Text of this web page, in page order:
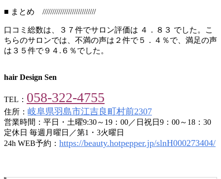
■ まとめ ///////////////////////////
口コミ総数は、３７件でサロン評価は ４．８３ でした。こ
ちらのサロンでは、不満の声は２件で５．４％で、満足の声
は３５件で９４.６％でした。
hair Design Sen
TEL： 058-322-4755
住所： 岐阜県羽島市江吉良町村前2307
営業時間：平日・土曜9:30～19：00／日祝日9：00～18：30
定休日 毎週月曜日／第1・3火曜日
24h WEB予約： https://beauty.hotpepper.jp/slnH000273404/